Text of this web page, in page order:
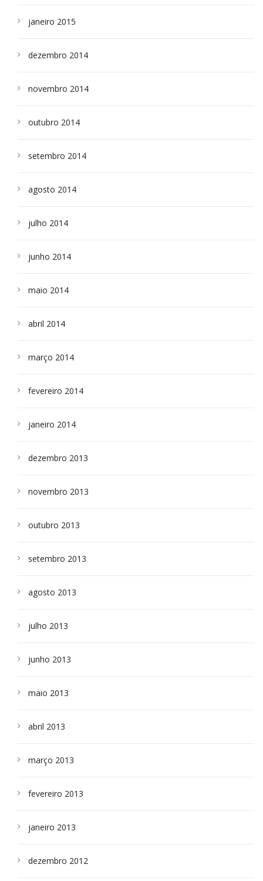
janeiro 2015
dezembro 2014
novembro 2014
outubro 2014
setembro 2014
agosto 2014
julho 2014
junho 2014
maio 2014
abril 2014
março 2014
fevereiro 2014
janeiro 2014
dezembro 2013
novembro 2013
outubro 2013
setembro 2013
agosto 2013
julho 2013
junho 2013
maio 2013
abril 2013
março 2013
fevereiro 2013
janeiro 2013
dezembro 2012